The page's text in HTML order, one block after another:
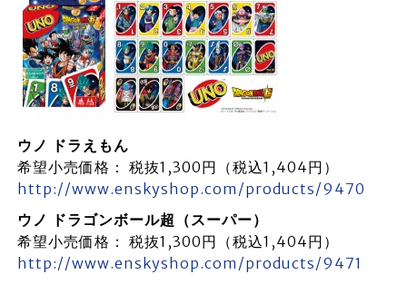
ウノ ドラえもん
希望小売価格： 税抜1,300円（税込1,404円）
http://www.enskyshop.com/products/9470
ウノ ドラゴンボール超（スーパー）
希望小売価格： 税抜1,300円（税込1,404円）
http://www.enskyshop.com/products/9471